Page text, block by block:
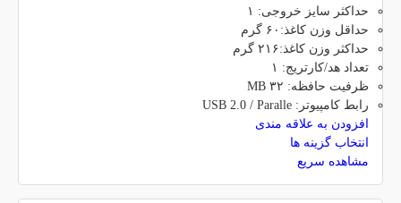
حداکثر سایز خروجی: ۱
حداقل وزن کاغذ:۶۰ گرم
حداکثر وزن کاغذ:۲۱۶ گرم
تعداد هد/کارتریج: ۱
ظرفیت حافظه: ۳۲ MB
رابط کامپیوتر: USB 2.0 / Paralle
افزودن به علاقه مندی
انتخاب گزینه ها
مشاهده سریع